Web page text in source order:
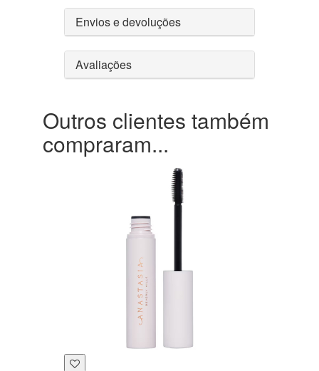
Envios e devoluções
Avaliações
Outros clientes também
compraram...